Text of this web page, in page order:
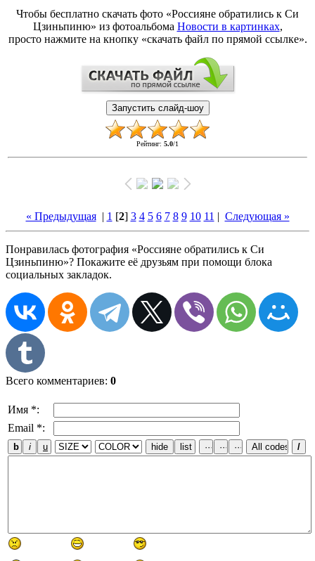
Чтобы бесплатно скачать фото «Россияне обратились к Си
Цзиньпиню» из фотоальбома Новости в картинках,
просто нажмите на кнопку «скачать файл по прямой ссылке».
Рейтинг: 5.0/1
« Предыдущая| 1 [2] 3 4 5 6 7 8 9 10 11 | Следующая »
Понравилась фотография «Россияне обратились к Си
Цзиньпиню»? Покажите её друзьям при помощи блока
социальных закладок.
Всего комментариев: 0
Имя *:
Email *: